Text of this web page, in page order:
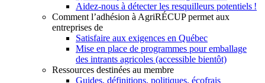
Aidez-nous à détecter les resquilleurs potentiels !
Comment l’adhésion à AgriRÉCUP permet aux
entreprises de
Satisfaire aux exigences en Québec
Mise en place de programmes pour emballage
des intrants agricoles (accessible bientôt)
Ressources destinées au membre
Guides, définitions, politiques, écofrais